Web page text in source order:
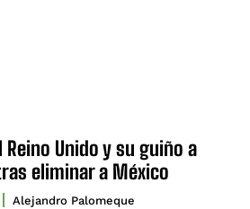
Reino Unido y su guiño a
eliminar a México
Alejandro Palomeque